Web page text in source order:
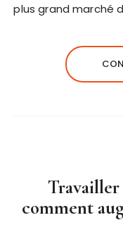
plus grand marché
Travailler
comment